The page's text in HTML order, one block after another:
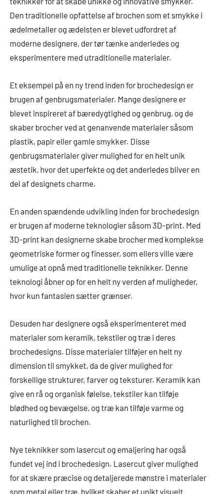
Den traditionelle opfattelse af brochen som et smykke i
ædelmetaller og ædelsten er blevet udfordret af
moderne designere, der tør tænke anderledes og
eksperimentere med utraditionelle materialer.
Et eksempel på en ny trend inden for brochedesign er
brugen af genbrugsmaterialer. Mange designere er
blevet inspireret af bæredygtighed og genbrug, og de
skaber brocher ved at genanvende materialer såsom
plastik, papir eller gamle smykker. Disse
genbrugsmaterialer giver mulighed for en helt unik
æstetik, hvor det uperfekte og det anderledes bliver en
del af designets charme.
En anden spændende udvikling inden for brochedesign
er brugen af moderne teknologier såsom 3D-print. Med
3D-print kan designerne skabe brocher med komplekse
geometriske former og finesser, som ellers ville være
umulige at opnå med traditionelle teknikker. Denne
teknologi åbner op for en helt ny verden af muligheder,
hvor kun fantasien sætter grænser.
Desuden har designere også eksperimenteret med
materialer som keramik, tekstiler og træ i deres
brochedesigns. Disse materialer tilføjer en helt ny
dimension til smykket, da de giver mulighed for
forskellige strukturer, farver og teksturer. Keramik kan
give en rå og organisk følelse, tekstiler kan tilføje
blødhed og bevægelse, og træ kan tilføje varme og
naturlighed til brochen.
Nye teknikker som lasercut og emaljering har også
fundet vej ind i brochedesign. Lasercut giver mulighed
for at skære præcise og detaljerede mønstre i materialer
som metal eller træ, hvilket skaber et unikt visuelt